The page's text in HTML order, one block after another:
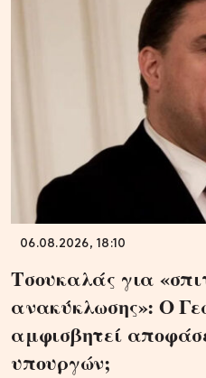
06.08.2026, 18:10
Τσουκαλάς για
ανακύκλωσης»: Ο
αμφισβητεί
υπουργών;